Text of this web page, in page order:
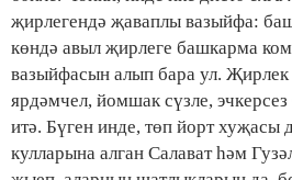
җирлегендә җаваплы вазыйфа:
көндә авыл җирлеге башкарма
вазыйфасын алып бара ул. Җирлек
ярдәмчел, йомшак сүзле,
итә. Бүген инде, төп йорт хуҗасы
кулларына алган Салават һәм